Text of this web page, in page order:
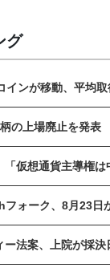
グ
インが移動、平均
の上場廃止を発表
「仮想通貨主導権は
フォーク、8月23日
ー法案、上院が採